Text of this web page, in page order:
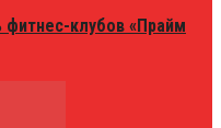
клубов «Прайм